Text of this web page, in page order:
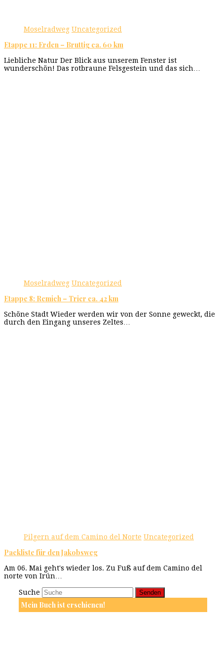
Moselradweg Uncategorized
Etappe 11: Erden – Bruttig ca. 60 km
Liebliche Natur Der Blick aus unserem Fenster ist
wunderschön! Das rotbraune Felsgestein und das sich…
Moselradweg Uncategorized
Etappe 8: Remich – Trier ca. 42 km
Schöne Stadt Wieder werden wir von der Sonne geweckt, die
durch den Eingang unseres Zeltes…
Pilgern auf dem Camino del Norte Uncategorized
Packliste für den Jakobsweg
Am 06. Mai geht's wieder los. Zu Fuß auf dem Camino del
norte von Irún…
Suche Senden
Mein Buch ist erschienen!